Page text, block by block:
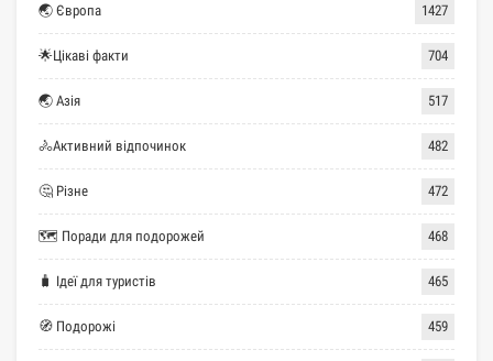
🌏 Європа 1427
🌟Цікаві факти 704
🌏 Азія 517
🚴Активний відпочинок 482
🤔 Різне 472
🗺 Поради для подорожей 468
🧳 Ідеї для туристів 465
🧭 Подорожі 459